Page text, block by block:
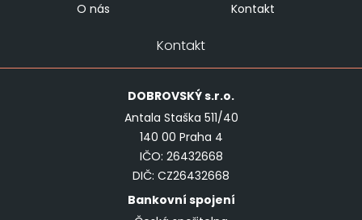
O nás
Kontakt
Kontakt
DOBROVSKÝs.r.o.
Antala Staška 511/40
140 00 Praha 4
IČO: 26432668
DIČ: CZ26432668
Bankovní spojení